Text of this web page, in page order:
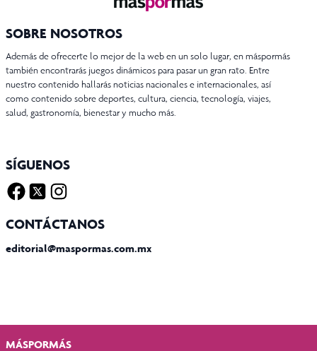
SOBRE NOSOTROS
Además de ofrecerte lo mejor de la web en un solo lugar, en máspormás
también encontrarás juegos dinámicos para pasar un gran rato. Entre
nuestro contenido hallarás noticias nacionales e internacionales, así
como contenido sobre deportes, cultura, ciencia, tecnología, viajes,
salud, gastronomía, bienestar y mucho más.
SÍGUENOS
CONTÁCTANOS
editorial@maspormas.com.mx
MÁSPORMÁS